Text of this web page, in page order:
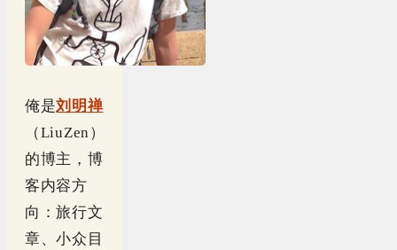
俺是刘明禅
（LiuZen）
的博主，博
客内容方
向：旅行文
章、小众目